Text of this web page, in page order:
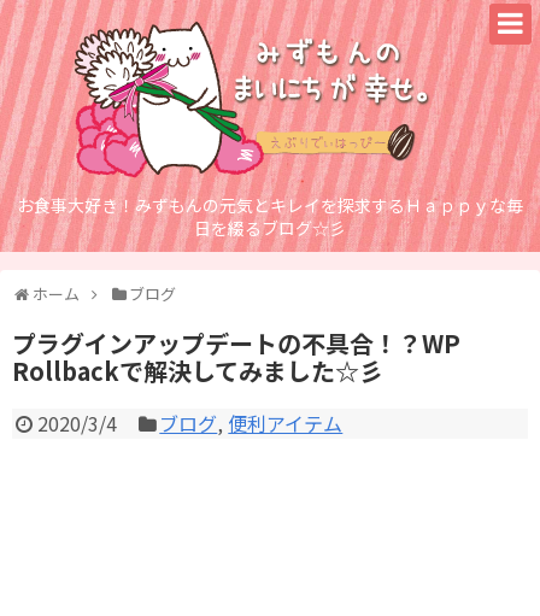
お食事大好き！みずもんの元気とキレイを探求するＨａｐｐｙな毎
日を綴るブログ☆彡
ホーム ブログ
プラグインアップデートの不具合！？WP
Rollbackで解決してみました☆彡
2020/3/4 ブログ, 便利アイテム